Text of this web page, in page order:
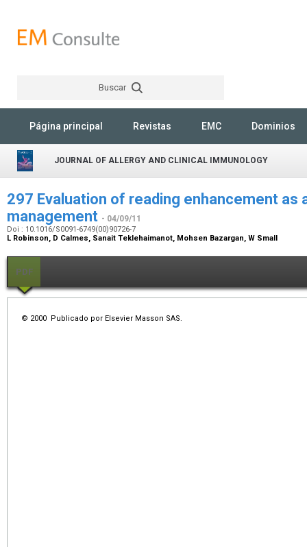
Buscar
Página principal Revistas EMC Dominios
JOURNAL OF ALLERGY AND CLINICAL IMMUNOLOGY
297 Evaluation of reading enhancement as
management - 04/09/11
Doi : 10.1016/S0091-6749(00)90726-7
L Robinson, D Calmes, Sanait Teklehaimanot, Mohsen Bazargan, W Small
PDF
© 2000 Publicado por Elsevier Masson SAS.